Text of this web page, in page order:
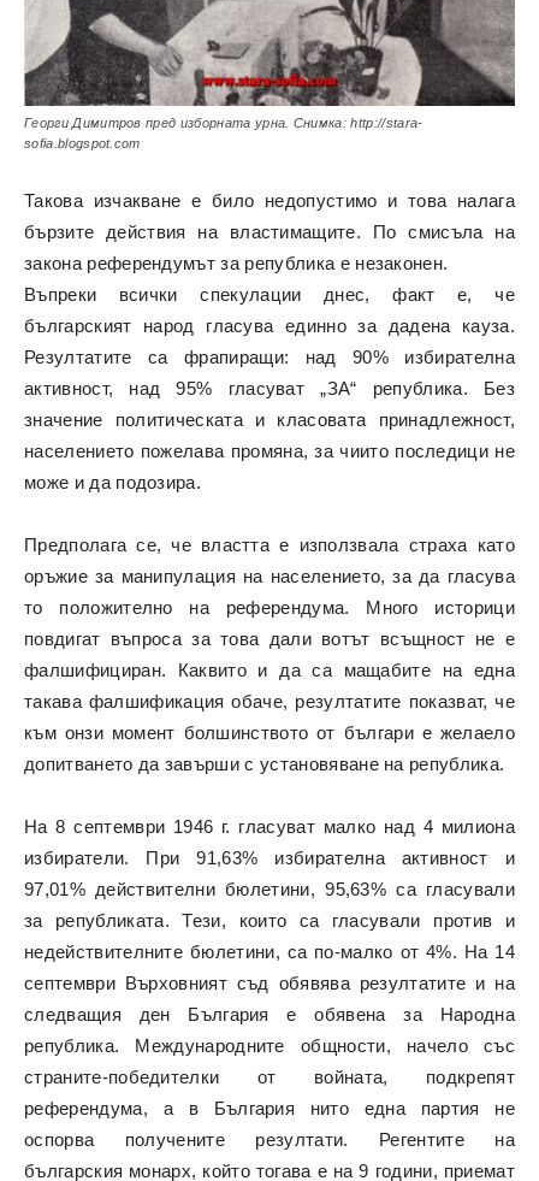
Георги Димитров пред изборната урна. Снимка: http://stara-
sofia.blogspot.com
Такова изчакване е било недопустимо и това налага
бързите действия на властимащите. По смисъла на
закона референдумът за република е незаконен.
Въпреки всички спекулации днес, факт е, че
българският народ гласува единно за дадена кауза.
Резултатите са фрапиращи: над 90% избирателна
активност, над 95% гласуват „ЗА“ република. Без
значение политическата и класовата принадлежност,
населението пожелава промяна, за чиито последици не
може и да подозира.
Предполага се, че властта е използвала страха като
оръжие за манипулация на населението, за да гласува
то положително на референдума. Много историци
повдигат въпроса за това дали вотът всъщност не е
фалшифициран. Каквито и да са мащабите на една
такава фалшификация обаче, резултатите показват, че
към онзи момент болшинството от българи е желаело
допитването да завърши с установяване на република.
На 8 септември 1946 г. гласуват малко над 4 милиона
избиратели. При 91,63% избирателна активност и
97,01% действителни бюлетини, 95,63% са гласували
за републиката. Тези, които са гласували против и
недействителните бюлетини, са по-малко от 4%. На 14
септември Върховният съд обявява резултатите и на
следващия ден България е обявена за Народна
република. Международните общности, начело със
страните-победителки от войната, подкрепят
референдума, а в България нито една партия не
оспорва получените резултати. Регентите на
българския монарх, който тогава е на 9 години, приемат